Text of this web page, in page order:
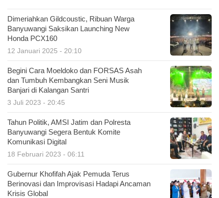
Dimeriahkan Gildcoustic, Ribuan Warga
Banyuwangi Saksikan Launching New
Honda PCX160
12 Januari 2025 - 20:10
Begini Cara Moeldoko dan FORSAS Asah
dan Tumbuh Kembangkan Seni Musik
Banjari di Kalangan Santri
3 Juli 2023 - 20:45
Tahun Politik, AMSI Jatim dan Polresta
Banyuwangi Segera Bentuk Komite
Komunikasi Digital
18 Februari 2023 - 06:11
Gubernur Khofifah Ajak Pemuda Terus
Berinovasi dan Improvisasi Hadapi Ancaman
Krisis Global